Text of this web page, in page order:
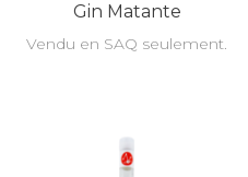
Gin Matante
Vendu en SAQ seulement.